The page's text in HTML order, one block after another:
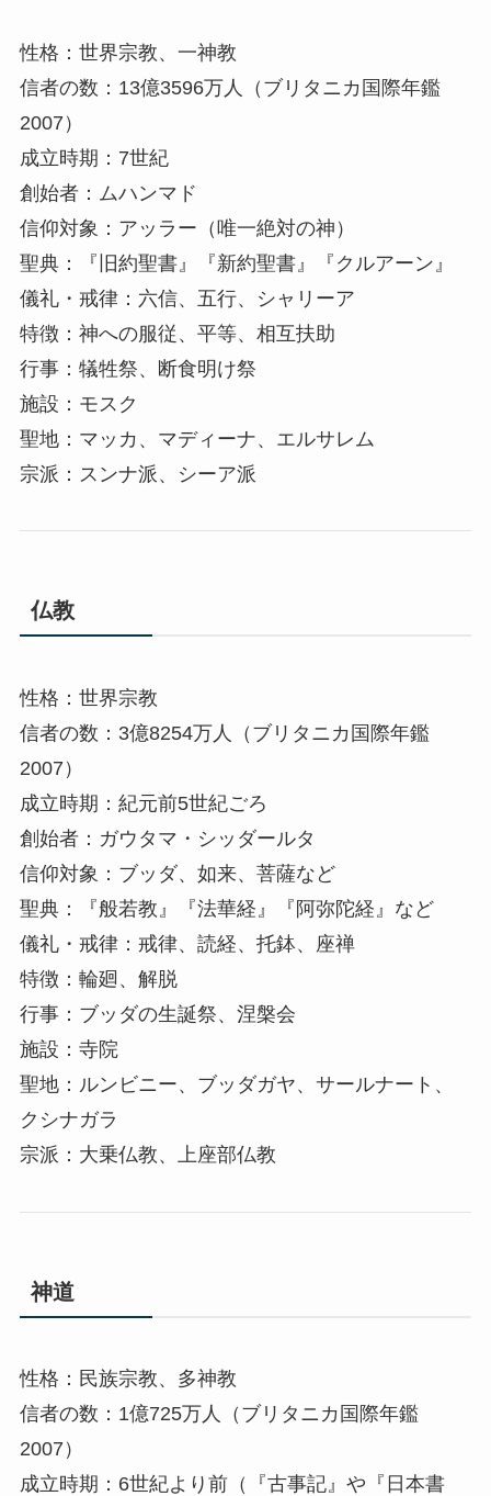
性格：世界宗教、一神教
信者の数：13億3596万人（ブリタニカ国際年鑑
2007）
成立時期：7世紀
創始者：ムハンマド
信仰対象：アッラー（唯一絶対の神）
聖典：『旧約聖書』『新約聖書』『クルアーン』
儀礼・戒律：六信、五行、シャリーア
特徴：神への服従、平等、相互扶助
行事：犠牲祭、断食明け祭
施設：モスク
聖地：マッカ、マディーナ、エルサレム
宗派：スンナ派、シーア派
仏教
性格：世界宗教
信者の数：3億8254万人（ブリタニカ国際年鑑
2007）
成立時期：紀元前5世紀ごろ
創始者：ガウタマ・シッダールタ
信仰対象：ブッダ、如来、菩薩など
聖典：『般若教』『法華経』『阿弥陀経』など
儀礼・戒律：戒律、読経、托鉢、座禅
特徴：輪廻、解脱
行事：ブッダの生誕祭、涅槃会
施設：寺院
聖地：ルンビニー、ブッダガヤ、サールナート、
クシナガラ
宗派：大乗仏教、上座部仏教
神道
性格：民族宗教、多神教
信者の数：1億725万人（ブリタニカ国際年鑑
2007）
成立時期：6世紀より前（『古事記』や『日本書